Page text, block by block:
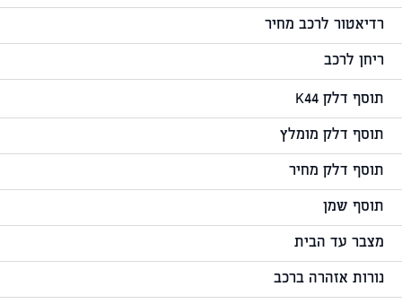
רדיאטור לרכב מחיר
ריחן לרכב
תוסף דלק K44
תוסף דלק מומלץ
תוסף דלק מחיר
תוסף שמן
מצבר עד הבית
נורות אזהרה ברכב